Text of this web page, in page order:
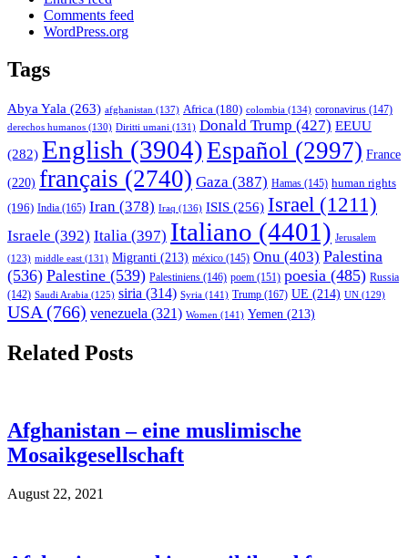
Comments feed
WordPress.org
Tags
Abya Yala (263) afghanistan (137) Africa (180) colombia (134) coronavirus (147)
derechos humanos (130) Diritti umani (131) Donald Trump (427) EEUU
(282) English (3904)Español (2997) France
(220) français (2740) Gaza (387) Hamas (145) human rights
(196) India (165) Iran (378) Iraq (136) ISIS (256) Israel (1211)
Israele (392) Italia (397) Italiano (4401) Jerusalem
(123) middle east (131) Migranti (213) méxico (145) Onu (403) Palestina
(536) Palestine (539) Palestiniens (146) poem (151) poesia (485) Russia
(142) Saudi Arabia (125) siria (314) Syria (141) Trump (167) UE (214) UN (129)
USA (766) venezuela (321) Women (141) Yemen (213)
Related Posts
Afghanistan – eine muslimische
Mosaikgesellschaft
August 22, 2021